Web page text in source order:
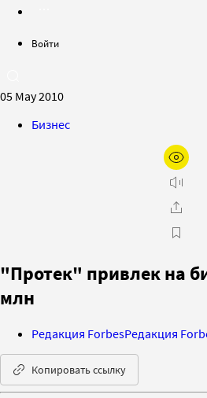
Войти
05 May 2010
Бизнес
"Протек" привлек на
млн
Редакция ForbesРедакция
Копировать ссылку